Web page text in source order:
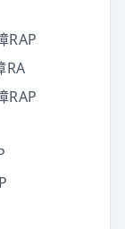
RAP
RA
RAP